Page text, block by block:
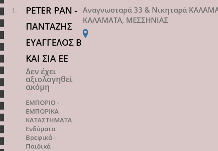
PETER PAN -
ΠΑΝΤΑΖΗΣ
ΕΥΑΓΓΕΛΟΣ Β
ΚΑΙ ΣΙΑ ΕΕ
Δεν έχει
αξιολογηθεί
ακόμη
ΕΜΠΟΡΙΟ -
ΕΜΠΟΡΙΚΑ
ΚΑΤΑΣΤΗΜΑΤΑ
Ενδύματα
Βρεφικά -
Παιδικά
Αναγνωσταρά 33 & Νικηταρά
ΚΑΛΑΜΑΤΑ, ΜΕΣΣΗΝΙΑΣ